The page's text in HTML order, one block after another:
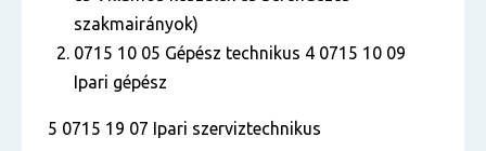
szakmairányok)
0715 10 05 Gépész technikus 4 0715 10 09
Ipari gépész
5 0715 19 07 Ipari szerviztechnikus